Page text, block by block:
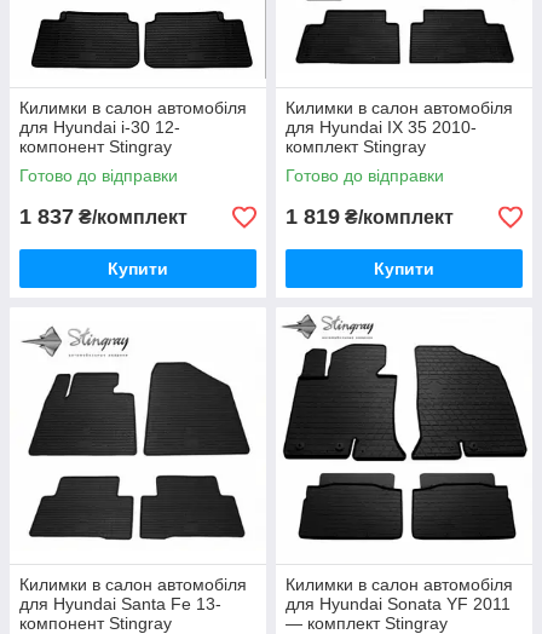
Килимки в салон автомобіля
для Hyundai i-30 12-
компонент Stingray
Готово до відправки
1 837 ₴/комплект
Купити
Килимки в салон автомобіля
для Hyundai IX 35 2010-
комплект Stingray
Готово до відправки
1 819 ₴/комплект
Купити
Килимки в салон автомобіля
для Hyundai Santa Fe 13-
компонент Stingray
Килимки в салон автомобіля
для Hyundai Sonata YF 2011
— комплект Stingray